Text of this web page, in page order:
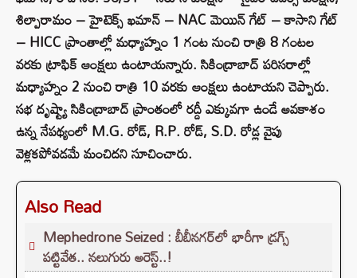
శిల్పారామం – హైటెక్స్ ఖమాన్ – NAC మెయిన్ గేట్ – కాసాని గేట్
– HICC ప్రాంతాల్లో మధ్యాహ్నం 1 గంట నుంచి రాత్రి 8 గంటల
వరకు ట్రాఫిక్ ఆంక్షలు ఉంటాయన్నారు. సికింద్రాబాద్ పరిసరాల్లో
మధ్యాహ్నం 2 నుంచి రాత్రి 10 వరకు ఆంక్షలు ఉంటాయని చెప్పారు.
సభ దృష్ట్యా సికింద్రాబాద్ ప్రాంతంలో రద్దీ ఎక్కువగా ఉండే అవకాశం
ఉన్న నేపథ్యంలో M.G. రోడ్, R.P. రోడ్, S.D. రోడ్ల వైపు
వెళ్లకపోవడమే మంచిదని సూచించారు.
Also Read
Mephedrone Seized : బీబీనగర్‌లో భారీగా డ్రగ్స్
పట్టివేత.. నలుగురు అరెస్ట్..!